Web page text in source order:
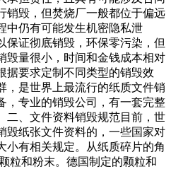
销毁，但焚烧厂一般都位于偏远
中仍有可能发生机密隐私泄
保证彻底销毁，环保零污染，但
毁量很小，时间和金钱成本相对
据要求定制不同类型的销毁效
，是世界上最流行的纸质文件销
，专业的销毁公司，有一套完整
二、文件资料销毁规范目前，世
毁纸张文件资料的，一些国家对
小有相关规定。从纸质碎片的角
粒和粉末。德国制定的颗粒和